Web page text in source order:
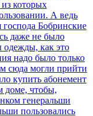
которых
А ведь
господа Бобринские
даже не было
одежды, как это
надо было только
сюда могли прийти
купить абонемент
доме, чтобы,
генеральши
пользовались